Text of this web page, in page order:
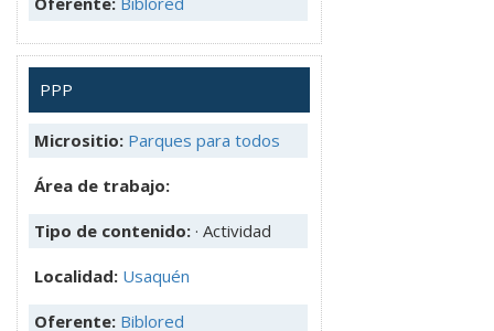
PPP
Micrositio: Parques para todos
Área de trabajo:
Tipo de contenido: · Actividad
Localidad: Usaquén
Oferente: Biblored